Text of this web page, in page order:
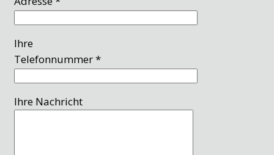
Ihre
Telefonnummer *
Ihre Nachricht